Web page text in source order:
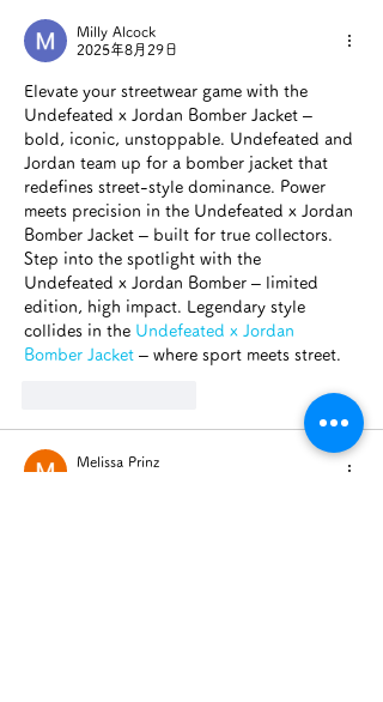
Milly Alcock
2025年8月29日
Elevate your streetwear game with the
Undefeated x Jordan Bomber Jacket –
bold, iconic, unstoppable. Undefeated and
Jordan team up for a bomber jacket that
redefines street-style dominance. Power
meets precision in the Undefeated x Jordan
Bomber Jacket – built for true collectors.
Step into the spotlight with the
Undefeated x Jordan Bomber – limited
edition, high impact. Legendary style
collides in the Undefeated x Jordan
Bomber Jacket – where sport meets street.
Melissa Prinz